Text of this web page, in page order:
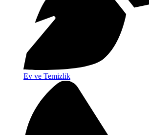
Ev ve Temizlik